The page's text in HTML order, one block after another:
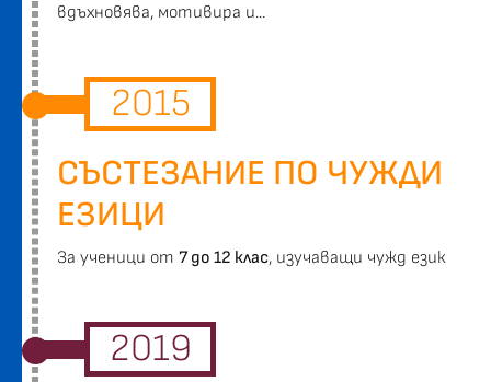
вдъхновява, мотивира и...
2015
СЪСТЕЗАНИЕ ПО ЧУЖДИ
ЕЗИЦИ
За ученици от 7 до 12 клас, изучаващи чужд език
2019